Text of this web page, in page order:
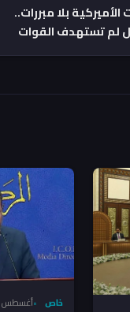
الأميركية بلا مبررات..
لم تستهدف القوات
خاص أغسطس 6, 2026